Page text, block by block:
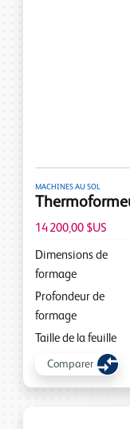
MACHINES AU SOL
14 200,00 $US
Dimensions de
formage
Profondeur de
formage
Taille de la feuille
Comparer